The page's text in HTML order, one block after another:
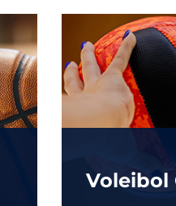
Voleibol